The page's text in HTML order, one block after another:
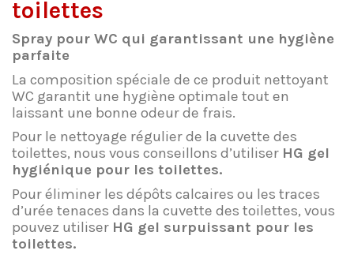
toilettes
Spray pour WC qui garantissant une hygiène
parfaite
La composition spéciale de ce produit nettoyant
WC garantit une hygiène optimale tout en
laissant une bonne odeur de frais.
Pour le nettoyage régulier de la cuvette des
toilettes, nous vous conseillons d’utiliser HG gel
hygiénique pour les toilettes.
Pour éliminer les dépôts calcaires ou les traces
d’urée tenaces dans la cuvette des toilettes, vous
pouvez utiliser HG gel surpuissant pour les
toilettes.